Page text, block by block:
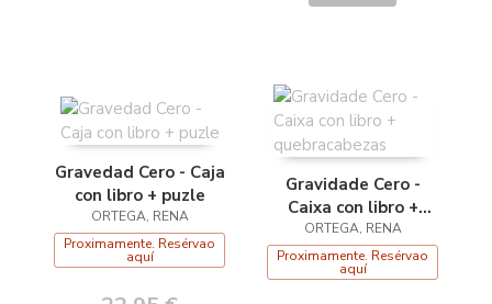
Gravedad Cero - Caja
con libro + puzle
ORTEGA, RENA
Proximamente. Resérvao
aquí
Gravidade Cero -
Caixa con libro +
quebracabezas
ORTEGA, RENA
Proximamente. Resérvao
aquí